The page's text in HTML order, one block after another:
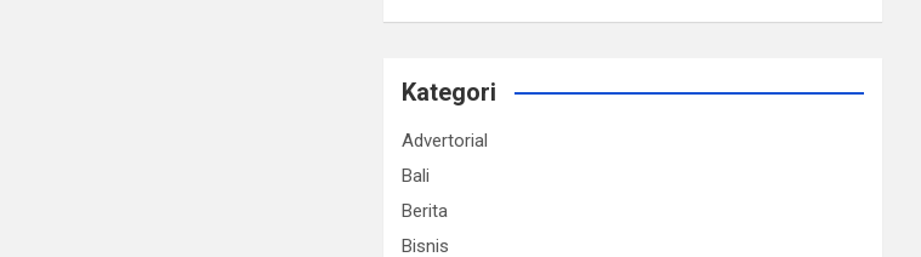
Kategori
Advertorial
Bali
Berita
Bisnis